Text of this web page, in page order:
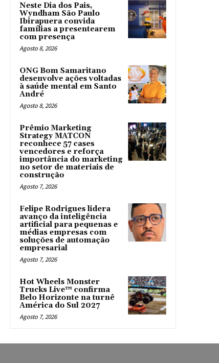
Neste Dia dos Pais,
Wyndham São Paulo
Ibirapuera convida
famílias a presentearem
com presença
Agosto 8, 2026
ONG Bom Samaritano
desenvolve ações voltadas
à saúde mental em Santo
André
Agosto 8, 2026
Prêmio Marketing
Strategy MATCON
reconhece 57 cases
vencedores e reforça
importância do marketing
no setor de materiais de
construção
Agosto 7, 2026
Felipe Rodrigues lidera
avanço da inteligência
artificial para pequenas e
médias empresas com
soluções de automação
empresarial
Agosto 7, 2026
Hot Wheels Monster
Trucks Live™ confirma
Belo Horizonte na turnê
América do Sul 2027
Agosto 7, 2026